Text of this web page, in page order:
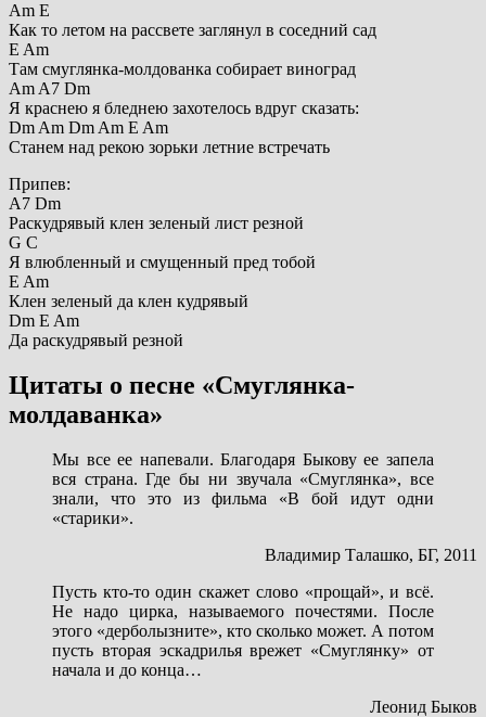
Am E
Как то летом на рассвете заглянул в соседний сад
E Am
Там смуглянка-молдованка собирает виноград
Am A7 Dm
Я краснею я бледнею захотелось вдруг сказать:
Dm Am Dm Am E Am
Станем над рекою зорьки летние встречать
Припев:
A7 Dm
Раскудрявый клен зеленый лист резной
G C
Я влюбленный и смущенный пред тобой
E Am
Клен зеленый да клен кудрявый
Dm E Am
Да раскудрявый резной
Цитаты о песне «Смуглянка-
молдаванка»
Мы все ее напевали. Благодаря Быкову ее запела
вся страна. Где бы ни звучала «Смуглянка», все
знали, что это из фильма «В бой идут одни
«старики».
Владимир Талашко, БГ, 2011
Пусть кто-то один скажет слово «прощай», и всё.
Не надо цирка, называемого почестями. После
этого «дерболызните», кто сколько может. А потом
пусть вторая эскадрилья врежет «Смуглянку» от
начала и до конца…
Леонид Быков